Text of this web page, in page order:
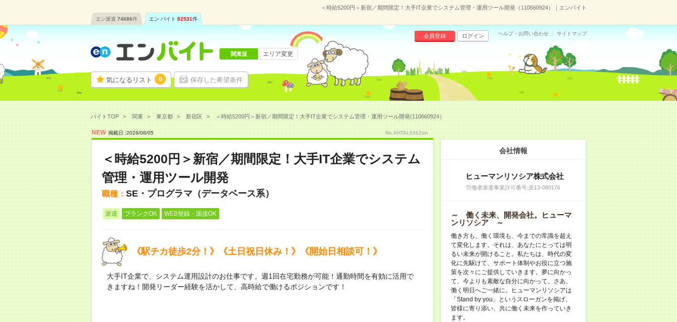
＜時給5200円＞新宿／期間限定！大手IT企業でシステム管理・運用ツール開発（110660924）｜エンバイト
エン派遣 74686件 エン バイト 82531件
気になるリスト 0 保存した希望条件
会員登録 ログイン ヘルプ・お問い合わせ サイトマップ
関東版 エリア変更
バイトTOP 関東 東京都 新宿区 ＜時給5200円＞新宿／期間限定！大手IT企業でシステム管理・運用ツール開発(110660924）
NEW 掲載日 :2026/08/05 No.AHTAL6362sin
＜時給5200円＞新宿／期間限定！大手IT企業でシステム
管理・運用ツール開発
職種： SE・プログラマ（データベース系）
派遣 ブランクOK WEB登録・面接OK
《駅チカ徒歩2分！》《土日祝日休み！》《開始日相談可！》
大手IT企業で、システム運用設計のお仕事です。週1回在宅勤務が可能！通勤時間を有効に活用で
きますね！開発リーダー経験を活かして、高時給で働けるポジションです！
会社情報
ヒューマンリソシア株式会社
労働者派遣事業許可番号:派13-080176
～ 働く未来、開発会社。ヒューマ
ンリソシア ～
働き方も、働く環境も、今までの常識を超え
て変化します。それは、あなたにとっては明
るい未来が開けること。私たちは、時代の変
化に先駆けて、サポート体制やお役に立つ施
策を次々にご提供していきます。夢に向かっ
て、今よりも素敵な自分に向かって。さあ、
働く明日へご一緒に。ヒューマンリソシアは
「Stand by you」というスローガンを掲げ、
皆様に寄り添い、共に働く未来を作っていき
ます。